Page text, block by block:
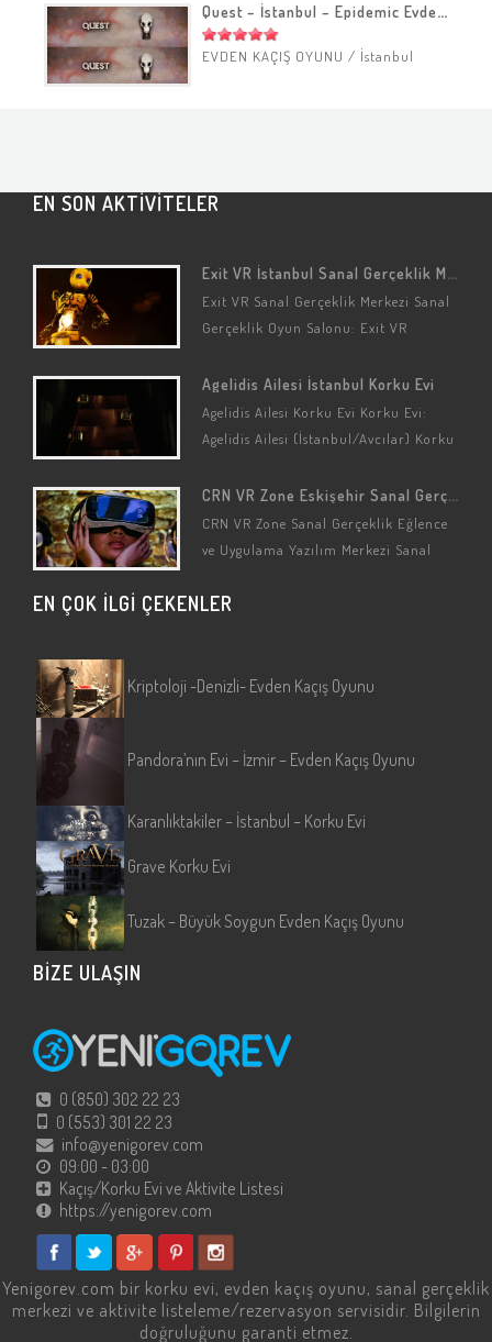
Quest – İstanbul – Epidemic Evden Kaçış Oyunu
EVDEN KAÇIŞ OYUNU / İstanbul
EN SON AKTİVİTELER
Exit VR İstanbul Sanal Gerçeklik Merkezi
Exit VR Sanal Gerçeklik Merkezi Sanal
Gerçeklik Oyun Salonu: Exit VR
Gerçeklik Seçenekleri: Kaçış Oyunları
(Özelleştirilmiş) Sanal Gerçeklik
Oyun…
Agelidis Ailesi İstanbul Korku Evi
Agelidis Ailesi Korku Evi Korku Evi:
Agelidis Ailesi (İstanbul/Avcılar) Korku
Hikayesi/Detayları Bu korku evinin
konusu gerçek bir…
CRN VR Zone Eskişehir Sanal Gerçeklik Merkezi
CRN VR Zone Sanal Gerçeklik Eğlence
ve Uygulama Yazılım Merkezi Sanal
(Eskişehir/Tepebaşı) Sanal Gerçeklik…
EN ÇOK İLGİ ÇEKENLER
Kriptoloji -Denizli- Evden Kaçış Oyunu
Pandora’nın Evi – İzmir – Evden Kaçış Oyunu
Karanlıktakiler – İstanbul – Korku Evi
Grave Korku Evi
Tuzak – Büyük Soygun Evden Kaçış Oyunu
BİZE ULAŞIN
0 (850) 302 22 23
0 (553) 301 22 23
info@yenigorev.com
09:00 - 03:00
Kaçış/Korku Evi ve Aktivite Listesi
https://yenigorev.com
Yenigorev.com bir korku evi, evden kaçış oyunu, sanal gerçeklik
merkezi ve aktivite listeleme/rezervasyon servisidir. Bilgilerin
doğruluğunu garanti etmez.